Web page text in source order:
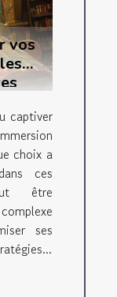
vos
captiver
choix a
ces
être
ses